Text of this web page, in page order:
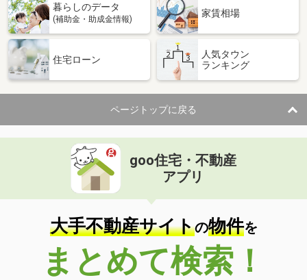
暮らしのデータ
(補助金・助成金情報)
家賃相場
住宅ローン
人気タウン
ランキング
ページトップに戻る
goo住宅・不動産
アプリ
大手不動産サイトの物件を
まとめて検索！